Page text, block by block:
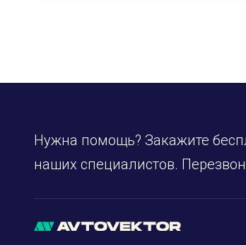
DONALDSON
+ 81
STARLINE
+ 86
MFILTER
+ 40
DAEWOO
+ 1
FORD
Нужна помощь? Закажите
наших специалистов.